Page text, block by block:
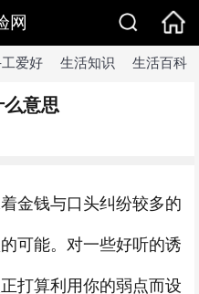
网
爱好 生活知识 生活百科
么意思
金钱与口头纠纷较多的
可能。对一些好听的诱
打算利用你的弱点而设